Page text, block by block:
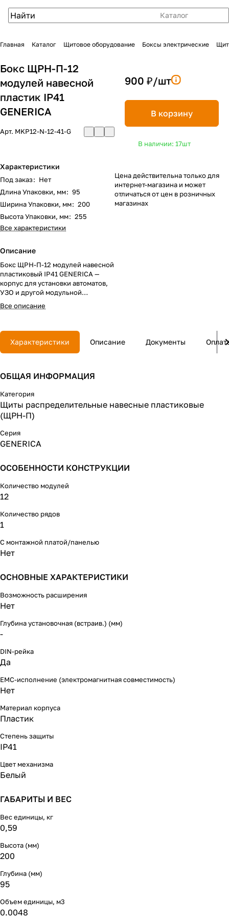
Каталог
Главная Каталог Щитовое оборудование Боксы электрические
Бокс ЩРН-П-12
модулей навесной
пластик IP41
GENERICA
Арт. MKP12-N-12-41-G
Характеристики
Под заказ: Нет
Длина Упаковки, мм: 95
Ширина Упаковки, мм: 200
Высота Упаковки, мм: 255
Все характеристики
Описание
Бокс ЩРН-П-12 модулей навесной
пластиковый IP41 GENERICA —
корпус для установки автоматов,
УЗО и другой модульной
аппаратуры. Обеспечивает защиту
оборудования и удобную
сетях. Подходит для жилых и
коммерческих объектов.
Все описание
900 ₽/шт
В корзину
В наличии: 17шт
Цена действительна только для
интернет-магазина и может
отличаться от цен в розничных
магазинах
Характеристики Описание Документы
ОБЩАЯ ИНФОРМАЦИЯ
Категория
Щиты распределительные навесные пластиковые
(ЩРН-П)
Серия
GENERICA
ОСОБЕННОСТИ КОНСТРУКЦИИ
Количество модулей
12
Количество рядов
1
С монтажной платой/панелью
Нет
ОСНОВНЫЕ ХАРАКТЕРИСТИКИ
Возможность расширения
Нет
Глубина установочная (встраив.) (мм)
-
DIN-рейка
Да
EMC-исполнение (электромагнитная совместимость)
Нет
Материал корпуса
Пластик
Степень защиты
IP41
Цвет механизма
Белый
ГАБАРИТЫ И ВЕС
Вес единицы, кг
0,59
Высота (мм)
200
Глубина (мм)
95
Объем единицы, м3
0.0048